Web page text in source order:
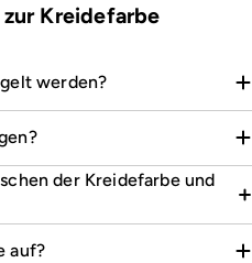
Kreidefarbe
werden?
der Kreidefarbe und
auf?